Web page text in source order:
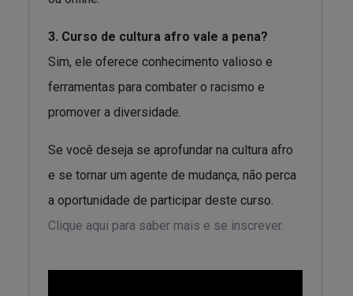
3. Curso de cultura afro vale a pena?
Sim, ele oferece conhecimento valioso e
ferramentas para combater o racismo e
promover a diversidade.
Se você deseja se aprofundar na cultura afro
e se tornar um agente de mudança, não perca
a oportunidade de participar deste curso.
Clique aqui para saber mais e se inscrever.